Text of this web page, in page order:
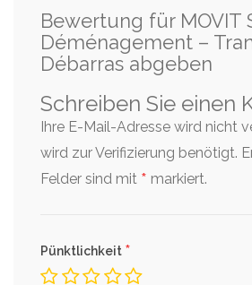
Bewertung für MOVIT
Déménagement –
Débarras abgeben
Schreiben Sie einen
Ihre E-Mail-Adresse wird nicht
wird zur Verifizierung benötigt.
Felder sind mit * markiert.
Pünktlichkeit *